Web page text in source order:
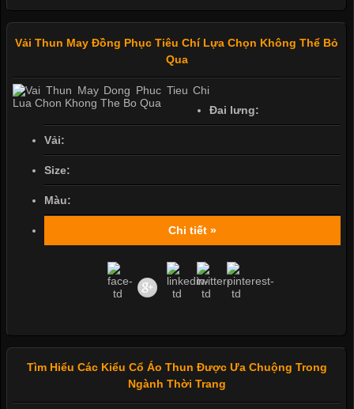
Vải Thun May Đồng Phục Tiêu Chí Lựa Chọn Không Thể Bỏ
Qua
Đai lưng:
Vải:
Size:
Màu:
Chi tiết »
Tìm Hiểu Các Kiểu Cổ Áo Thun Được Ưa Chuộng Trong
Ngành Thời Trang